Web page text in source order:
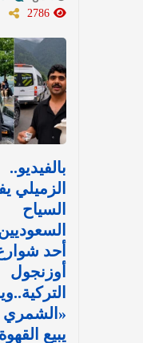
بالفيديو..
الزميلي
السياح
أحد
أوزنجول
«الشمري
يبيع